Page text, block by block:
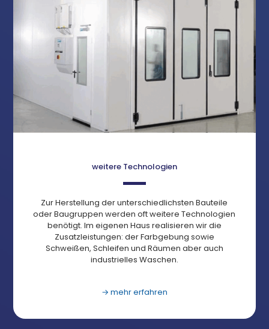
weitere Technologien
Zur Herstellung der unterschiedlichsten Bauteile
oder Baugruppen werden oft weitere Technologien
benötigt. Im eigenen Haus realisieren wir die
Zusatzleistungen: derFarbgebung sowie
Schweißen, Schleifen und Räumen aber auch
industrielles Waschen.
→ mehr erfahren